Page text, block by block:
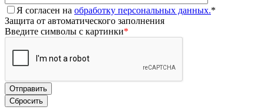
Я согласен на обработку персональных данных.*
Защита от автоматического заполнения
Введите символы с картинки*